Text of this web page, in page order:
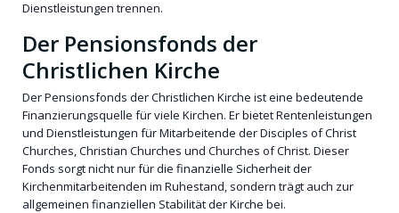
Dienstleistungen trennen.
Der Pensionsfonds der
Christlichen Kirche
Der Pensionsfonds der Christlichen Kirche ist eine bedeutende
Finanzierungsquelle für viele Kirchen. Er bietet Rentenleistungen
und Dienstleistungen für Mitarbeitende der Disciples of Christ
Churches, Christian Churches und Churches of Christ. Dieser
Fonds sorgt nicht nur für die finanzielle Sicherheit der
Kirchenmitarbeitenden im Ruhestand, sondern trägt auch zur
allgemeinen finanziellen Stabilität der Kirche bei.